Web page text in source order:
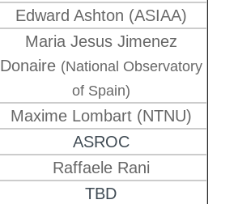
Edward Ashton (ASIAA)
Maria Jesus Jimenez
Donaire (National Observatory
of Spain)
Maxime Lombart (NTNU)
ASROC
Raffaele Rani
TBD